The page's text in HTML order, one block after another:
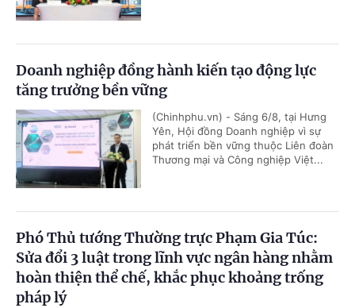
Doanh nghiệp đồng hành kiến tạo động lực
tăng trưởng bền vững
(Chinhphu.vn) - Sáng 6/8, tại Hưng
Yên, Hội đồng Doanh nghiệp vì sự
phát triển bền vững thuộc Liên đoàn
Thương mại và Công nghiệp Việt...
Phó Thủ tướng Thường trực Phạm Gia Túc:
Sửa đổi 3 luật trong lĩnh vực ngân hàng nhằm
hoàn thiện thể chế, khắc phục khoảng trống
pháp lý